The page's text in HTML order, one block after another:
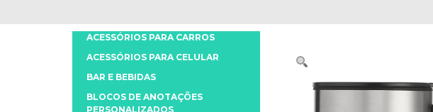
ACESSÓRIOS PARA CARROS
ACESSÓRIOS PARA CELULAR
BAR E BEBIDAS
BLOCOS DE ANOTAÇÕES
PERSONALIZADOS